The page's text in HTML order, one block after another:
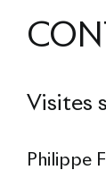
Visites
Philippe